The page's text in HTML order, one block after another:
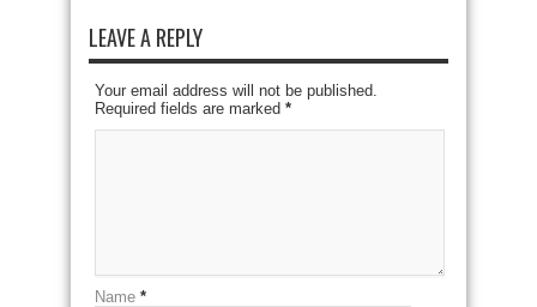
LEAVE A REPLY
Your email address will not be published.
Required fields are marked *
Name *